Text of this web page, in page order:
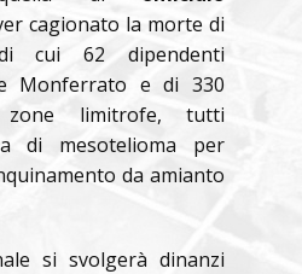
cagionato la morte di
cui 62 dipendenti
Monferrato e di 330
zone limitrofe, tutti
di mesotelioma per
da amianto
si svolgerà dinanzi